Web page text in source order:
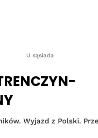
U sąsiada
Wyjazd z Polski.